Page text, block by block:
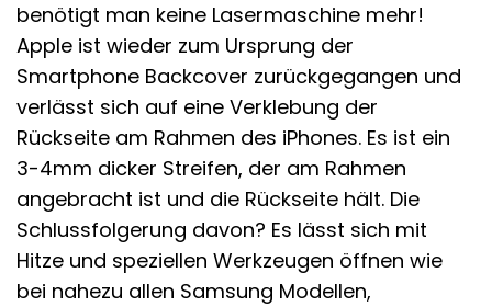
benötigt man keine Lasermaschine mehr!
Apple ist wieder zum Ursprung der
Smartphone Backcover zurückgegangen und
verlässt sich auf eine Verklebung der
Rückseite am Rahmen des iPhones. Es ist ein
3-4mm dicker Streifen, der am Rahmen
angebracht ist und die Rückseite hält. Die
Schlussfolgerung davon? Es lässt sich mit
Hitze und speziellen Werkzeugen öffnen wie
bei nahezu allen Samsung Modellen,